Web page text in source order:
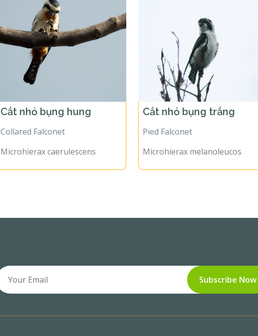
Cắt nhỏ bụng hung
Collared Falconet
Microhierax caerulescens
Cắt nhỏ bụng trắng
Pied Falconet
Microhierax melanoleucos
Subscribe Now